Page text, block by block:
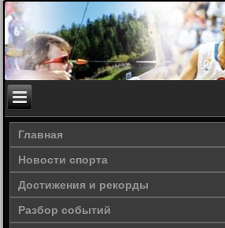
Главная
Новости спорта
Достижения и рекорды
Разбор событий